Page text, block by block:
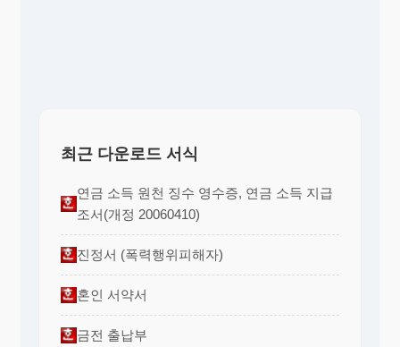
최근 다운로드 서식
연금 소득 원천 징수 영수증, 연금 소득 지급
조서(개정 20060410)
진정서 (폭력행위피해자)
혼인 서약서
금전 출납부